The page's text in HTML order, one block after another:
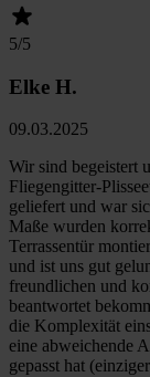
5/5
Elke H.
09.03.2025
Wir sind begeistert
Fliegengitter-
geliefert und war
Maße wurden
Terrassentür
und ist uns gut
freundlichen und
beantwortet
die Komplexität
eine abweichende
gepasst hat